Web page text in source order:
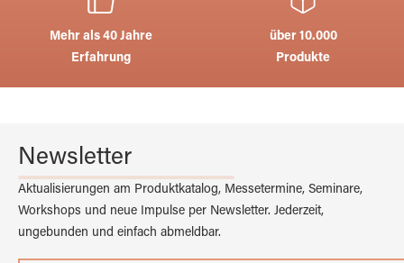
Mehr als 40 Jahre
Erfahrung
über 10.000
Produkte
Newsletter
Aktualisierungen am Produktkatalog, Messetermine, Seminare,
Workshops und neue Impulse per Newsletter. Jederzeit,
ungebunden und einfach abmeldbar.